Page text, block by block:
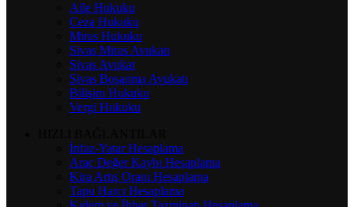
Aile Hukuku
Ceza Hukuku
Miras Hukuku
Sivas Miras Avukatı
Sivas Avukat
Sivas Boşanma Avukatı
Bilişim Hukuku
Vergi Hukuku
İnfaz-Yatar Hesaplama
Araç Değer Kaybı Hesaplama
Kira Artış Oranı Hesaplama
Tapu Harcı Hesaplama